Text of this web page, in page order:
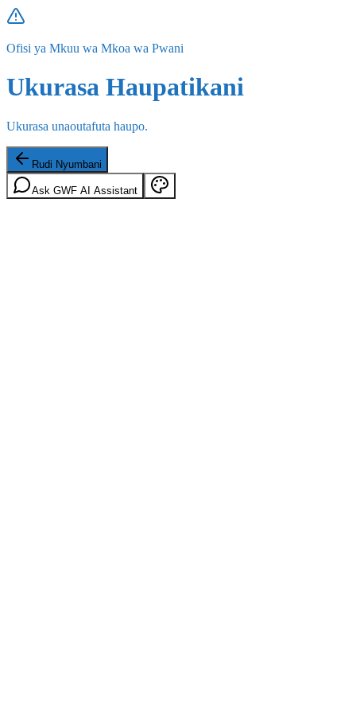
Ofisi ya Mkuu wa Mkoa wa Pwani
Ukurasa Haupatikani
Ukurasa unaoutafuta haupo.
Rudi Nyumbani
Ask GWF AI Assistant